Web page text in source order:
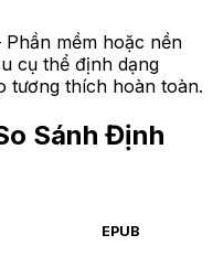
mềm hoặc nền
cụ thể định dạng
tương thích hoàn toàn.
Sánh Định
EPUB